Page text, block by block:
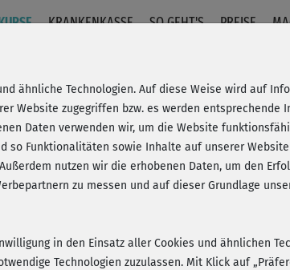
KRANKENKASSE SO GEHT'S PREISE
20% Rabatt + Wunsch-Goodie
ähnliche Technologien. Auf diese Weise wird auf
Website zugegriffen bzw. es werden entsprechende
Daten verwenden wir, um die Website
so Funktionalitäten sowie Inhalte auf unserer
nutzen wir die erhobenen Daten, um den
zu messen und auf dieser Grundlage
in den Einsatz aller Cookies und ähnlichen
Technologien zuzulassen. Mit Klick auf